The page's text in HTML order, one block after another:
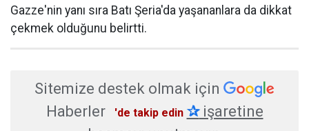
Gazze'nin yanı sıra Batı Şeria'da yaşananlara da dikkat
çekmek olduğunu belirtti.
Sitemize destek olmak için
Haberler
'de takip edin ✰işaretine